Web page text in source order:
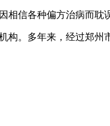
信各种偏方治病而耽
。多年来，经过郑